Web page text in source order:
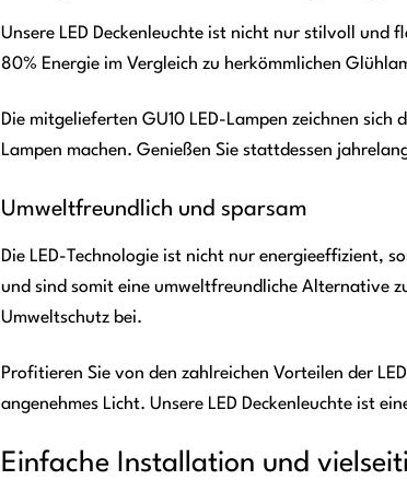
Unsere LED Deckenleuchte ist nicht nur stilvoll und
80% Energie im Vergleich zu herkömmlichen
Die mitgelieferten GU10 LED-Lampen zeichnen
Lampen machen. Genießen Sie stattdessen
Umweltfreundlich und sparsam
Die LED-Technologie ist nicht nur energieeffizient,
und sind somit eine umweltfreundliche Alternative
Umweltschutz bei.
Profitieren Sie von den zahlreichen Vorteilen der
angenehmes Licht. Unsere LED Deckenleuchte ist
Einfache Installation und